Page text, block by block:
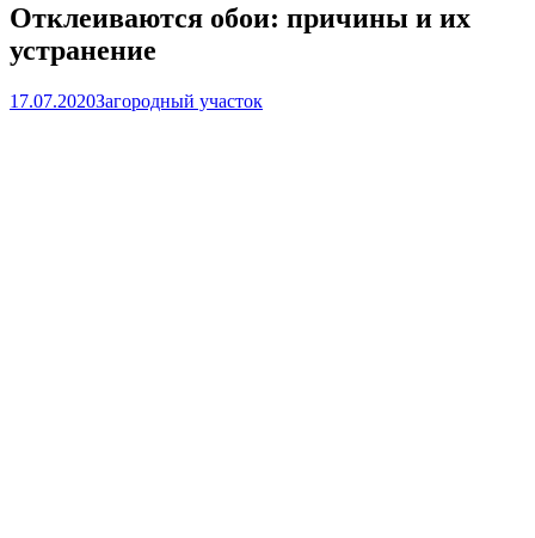
Отклеиваются обои: причины и их
устранение
17.07.2020Загородный участок